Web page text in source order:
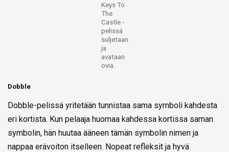
Keys To
The
Castle -
pelissä
suljetaan
ja
avataan
ovia.
Dobble
Dobble-pelissä yritetään tunnistaa sama symboli kahdesta
eri kortista. Kun pelaaja huomaa kahdessa kortissa saman
symbolin, hän huutaa ääneen tämän symbolin nimen ja
nappaa erävoiton itselleen. Nopeat refleksit ja hyvä